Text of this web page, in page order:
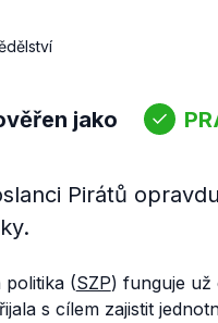
jako
Pirátů
politika (SZP) funguje už
s cílem zajistit